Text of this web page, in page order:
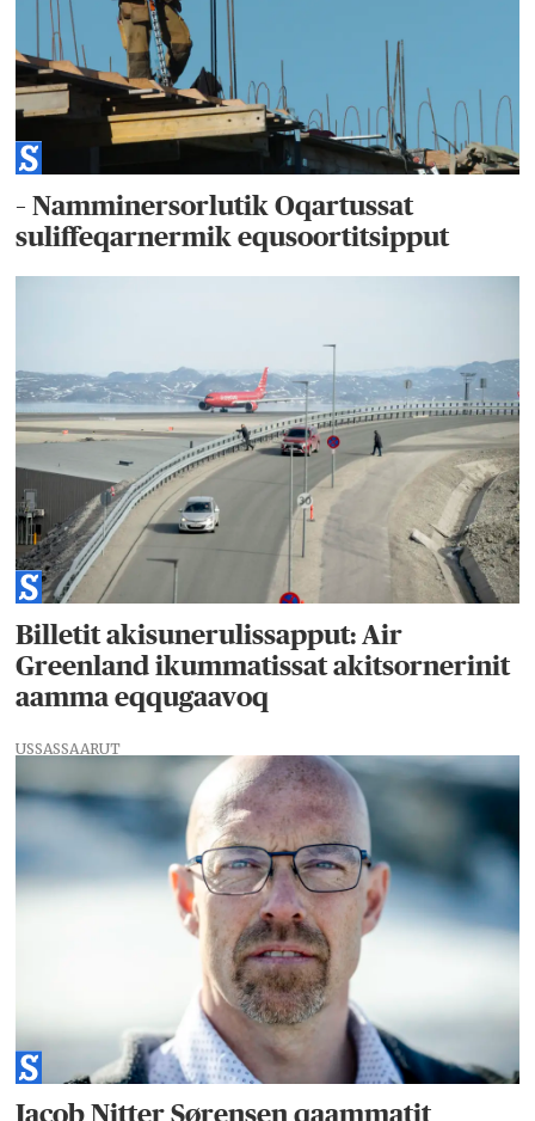
– Namminersorlutik Oqartussat
suliffeqarnermik equsoortitsipput
Billetit akisunerulissapput: Air
Greenland ikummatissat akitsornerinit
aamma eqqugaavoq
USSASSAARUT
Jacob Nitter Sørensen qaammatit